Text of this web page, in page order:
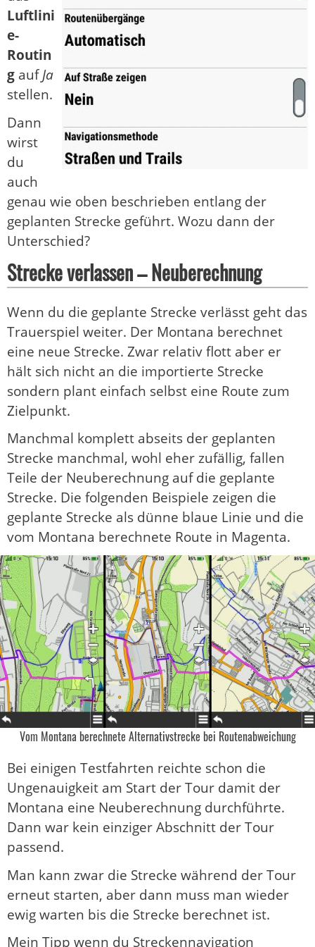
Luftlini
e-
Routin
g aufJa
stellen.
Dann
wirst
du
auch
genau wie oben beschrieben entlang der
geplanten Strecke geführt. Wozu dann der
Unterschied?
Strecke verlassen – Neuberechnung
Wenn du die geplante Strecke verlässt geht das
Trauerspiel weiter. Der Montana berechnet
eine neue Strecke. Zwar relativ flott aber er
hält sich nicht an die importierte Strecke
sondern plant einfach selbst eine Route zum
Zielpunkt.
Manchmal komplett abseits der geplanten
Strecke manchmal, wohl eher zufällig, fallen
Teile der Neuberechnung auf die geplante
Strecke. Die folgenden Beispiele zeigen die
geplante Strecke als dünne blaue Linie und die
vom Montana berechnete Route in Magenta.
Vom Montana berechnete Alternativstrecke bei Routenabweichung
Bei einigen Testfahrten reichte schon die
Ungenauigkeit am Start der Tour damit der
Montana eine Neuberechnung durchführte.
Dann war kein einziger Abschnitt der Tour
passend.
Man kann zwar die Strecke während der Tour
erneut starten, aber dann muss man wieder
ewig warten bis die Strecke berechnet ist.
Mein Tipp wenn du Streckennavigation